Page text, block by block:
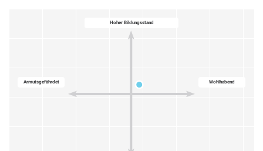
Hoher Bildungsstand
Wohlhabend
Armutsgefährdet